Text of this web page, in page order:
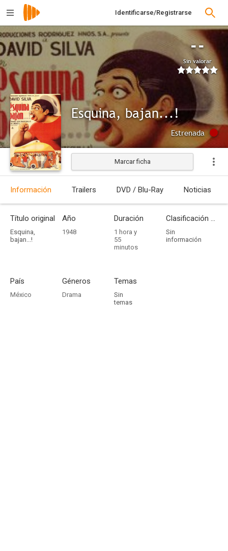
Identificarse/Registrarse
--
Sin valorar
Esquina, bajan...!
Estrenada
Marcar ficha
Información Trailers DVD / Blu-Ray Noticias
Título original
Esquina,
bajan...!
Año
1948
Duración
1 hora y
55
minutos
Clasificación por edades
Sin
información
País
México
Géneros
Drama
Temas
Sin
temas